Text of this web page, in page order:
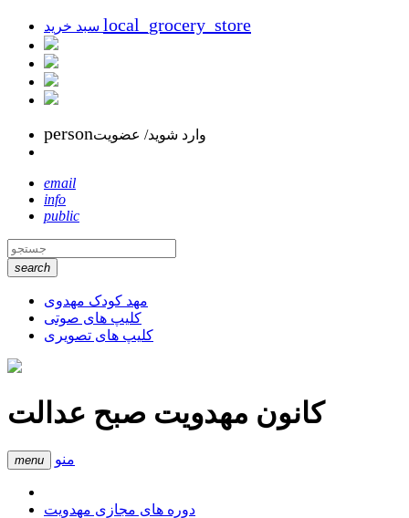
local_grocery_store
personوارد شوید/ عضویت
email
info
public
search
مهد کودک مهدوی
کلیپ های صوتی
کلیپ های تصویری
کانون مهدویت صبح عدالت
menu منو
دوره های مجازی مهدویت